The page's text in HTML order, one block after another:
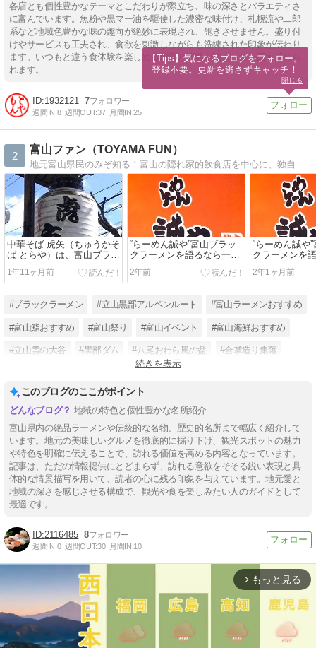
各店とも個性豊かなテーマとこだわりが際立ち、味の深さとバラエティさ
に富んでいます。魚粉や黒マー油を駆使した濃密な味付け、札幌流や二郎
系など地域色豊かな味の趣向が絶妙に表現され、飽きさせません。盛り付
けやサービスも工夫され、食欲を刺激しながらも洗練された印象が伝わり
ます。いつもと違う食体験を楽しめる創意と情熱が詰まった一面も感じら
れます。
1932121 7
週間IN:8 週間OUT:37 月間IN:25
2
富山ファン（TOYAMA FUN）
中華そば 虎矢（ちゅうかそ
ば とらや）は、富山ブラッ
クラーメンとしては３０年
以上の老舗。
1年11ヶ月前
“らーめん誠や”富山ブラッ
クラーメンを語るなら一度
は食べてみるべき味！
2年前
“らーめん誠や
クラーメンを
は食べてみる
2年1ヶ月前
#ブラックラーメン #立山黒部アルペンルート #富山ラーメンおすすめ
#富山鮨おすすめ #富山祭り #富山イベント #富山海鮮おすすめ
#立山雪の大谷 #黒部ダム #八尾おわら風の盆 #合掌造り集落
続きを表示
このブログのここがポイント
地域の特色と個性豊かな名所紹介
富山県内の絶品ラーメンや伝統的な名物、歴史的名所まで幅広く紹介して
います。地元の美味しいグルメを徹底的に掘り下げ、観光スポットの魅力
や特色を明確に伝えることで、訪れる価値を高める内容となっています。
記事は、ただの情報提供にとどまらず、訪れる意欲をそそる鋭い表現と具
体的な情景描写を用いて、読者の心に残る印象を与えています。地元愛と
地域の深さを感じさせる構成で、観光や食を楽しみたい人のガイドとして
最適です。
2116485 8
週間IN:0 週間OUT:30 月間IN:10
arrow_forward_ios もっと見る
【Tips】気になるブログをフォロー。
登録不要。更新を逃さずキャッチ！
閉じる